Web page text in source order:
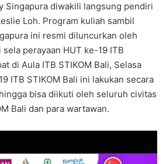
Singapura diwakili langsung pendiri
Loh. Program kuliah sambil
ini resmi diluncurkan oleh
perayaan HUT ke-19 ITB
di Aula ITB STIKOM Bali, Selasa
ITB STIKOM Bali ini lakukan secara
bisa diikuti oleh seluruh civitas
Bali dan para wartawan.